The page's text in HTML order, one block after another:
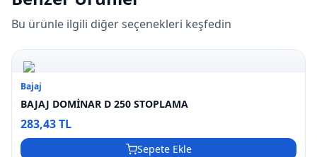
Bu ürünle ilgili diğer seçenekleri keşfedin
Bajaj
BAJAJ DOMİNAR D 250 STOPLAMA
283,43 TL
Sepete Ekle